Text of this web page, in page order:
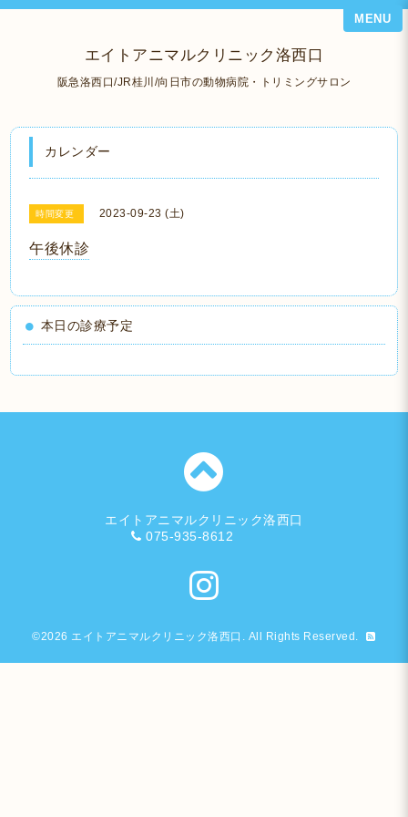
エイトアニマルクリニック洛西口
阪急洛西口/JR桂川/向日市の動物病院・トリミングサロン
MENU
カレンダー
時間変更 2023-09-23 (土)
午後休診
本日の診療予定
エイトアニマルクリニック洛西口
075-935-8612
©2026 エイトアニマルクリニック洛西口 . All Rights Reserved.